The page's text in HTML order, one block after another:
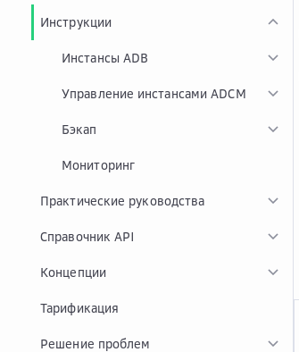
Инструкции
Инстансы ADB
Управление инстансами ADCM
Бэкап
Мониторинг
Практические руководства
Справочник API
Концепции
Тарификация
Решение проблем